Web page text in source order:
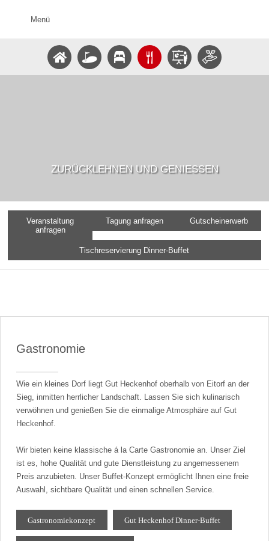
Menü
ZURÜCKLEHNEN UND GENIESSEN
Veranstaltung
anfragen
Tagung anfragen Gutscheinerwerb
Tischreservierung Dinner-Buffet
Gastronomie
Wie ein kleines Dorf liegt Gut Heckenhof oberhalb von Eitorf an der
Sieg, inmitten herrlicher Landschaft. Lassen Sie sich kulinarisch
verwöhnen und genießen Sie die einmalige Atmosphäre auf Gut
Heckenhof.
Wir bieten keine klassische á la Carte Gastronomie an. Unser Ziel
ist es, hohe Qualität und gute Dienstleistung zu angemessenem
Preis anzubieten. Unser Buffet-Konzept ermöglicht Ihnen eine freie
Auswahl, sichtbare Qualität und einen schnellen Service.
Gastronomiekonzept Gut Heckenhof Dinner-Buffet